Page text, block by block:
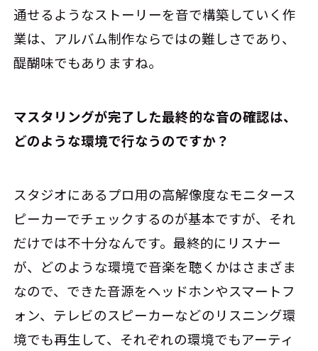
通せるようなストーリーを音で構築していく作
業は、アルバム制作ならではの難しさであり、
醍醐味でもありますね。
――マスタリングが完了した最終的な音の確認は、
どのような環境で行なうのですか？
スタジオにあるプロ用の高解像度なモニタース
ピーカーでチェックするのが基本ですが、それ
だけでは不十分なんです。最終的にリスナー
が、どのような環境で音楽を聴くかはさまざま
なので、できた音源をヘッドホンやスマートフ
ォン、テレビのスピーカーなどのリスニング環
境でも再生して、それぞれの環境でもアーティ